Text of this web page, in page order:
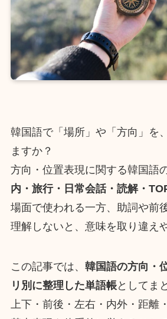
韓国語で「場所」や「方向」を
ますか？
方向・位置表現に関する韓国語
内・旅行・日常会話・読解・
場面で使われる一方、助詞や前
理解しないと、意味を取り違え
この記事では、 韓国語の方向・
リ別に整理した単語帳としてま
上下・前後・左右・内外・距離